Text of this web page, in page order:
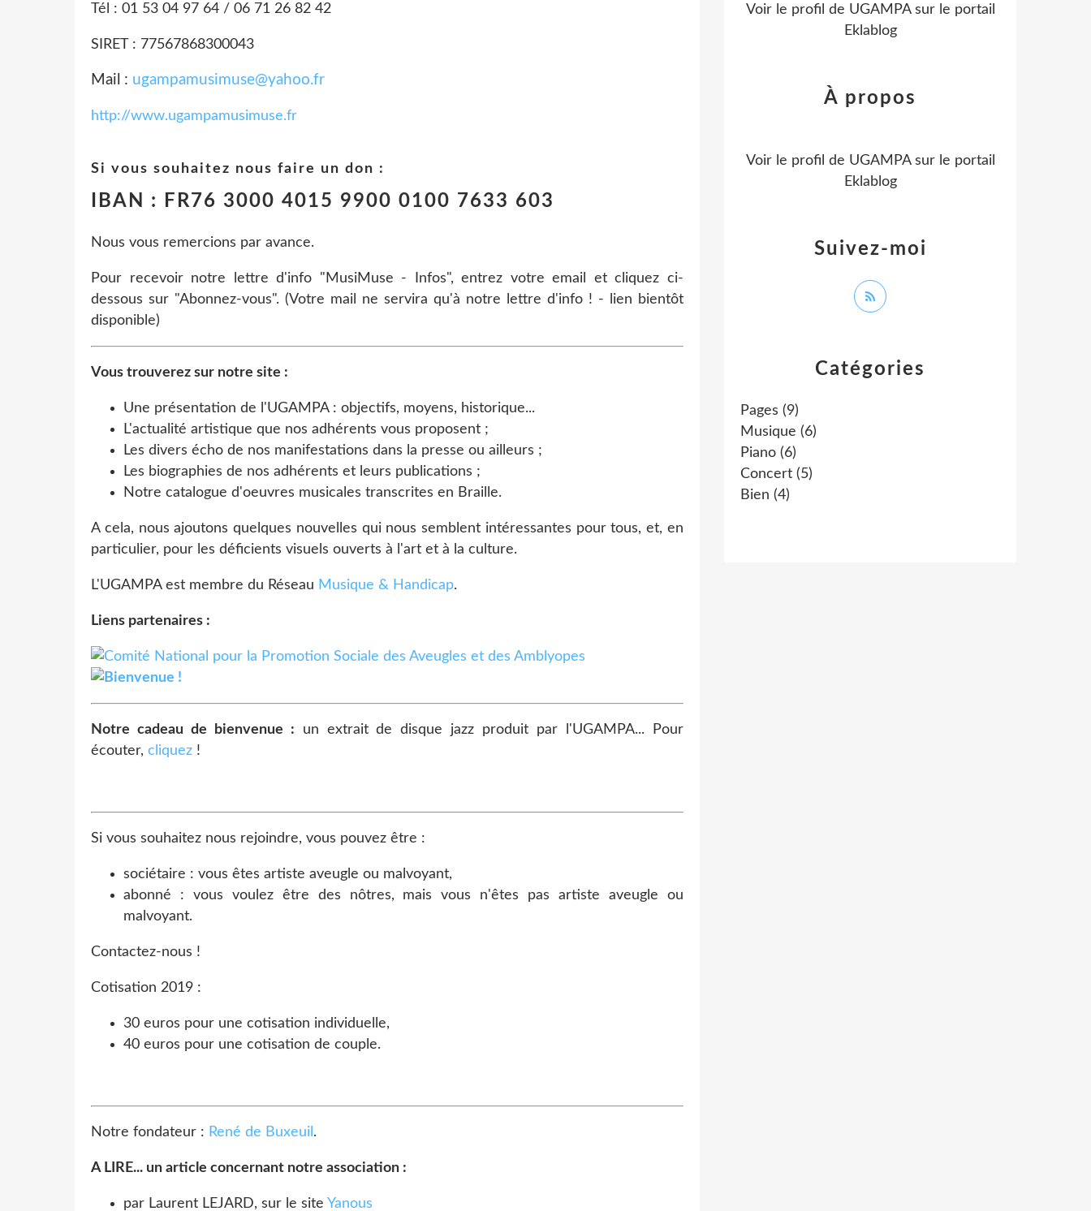
Tél : 01 53 04 97 64 / 06 71 26 82 42
SIRET : 77567868300043
Mail : ugampamusimuse@yahoo.fr
http://www.ugampamusimuse.fr
Si vous souhaitez nous faire un don :
IBAN : FR76 3000 4015 9900 0100 7633 603
Nous vous remercions par avance.
Pour recevoir notre lettre d'info "MusiMuse - Infos", entrez votre email et cliquez ci-
dessous sur "Abonnez-vous". (Votre mail ne servira qu'à notre lettre d'info ! - lien bientôt
disponible)
Vous trouverez sur notre site :
Une présentation de l'UGAMPA : objectifs, moyens, historique...
L'actualité artistique que nos adhérents vous proposent ;
Les divers écho de nos manifestations dans la presse ou ailleurs ;
Les biographies de nos adhérents et leurs publications ;
Notre catalogue d'oeuvres musicales transcrites en Braille.
A cela, nous ajoutons quelques nouvelles qui nous semblent intéressantes pour tous, et, en
particulier, pour les déficients visuels ouverts à l'art et à la culture.
L'UGAMPA est membre du Réseau Musique & Handicap.
Liens partenaires :
Notre cadeau de bienvenue : un extrait de disque jazz produit par l'UGAMPA... Pour
écouter, cliquez !
Si vous souhaitez nous rejoindre, vous pouvez être :
sociétaire : vous êtes artiste aveugle ou malvoyant,
abonné : vous voulez être des nôtres, mais vous n'êtes pas artiste aveugle ou
malvoyant.
Contactez-nous !
Cotisation 2019 :
30 euros pour une cotisation individuelle,
40 euros pour une cotisation de couple.
Notre fondateur : René de Buxeuil .
A LIRE... un article concernant notre association :
par Laurent LEJARD, sur le site Yanous
Catégories
Pages (9)
Musique (6)
Piano (6)
Concert (5)
Bien (4)
Voir le profil de UGAMPAsur le portail
Eklablog
Suivez-moi
À propos
Voir le profil de UGAMPAsur le portail
Eklablog